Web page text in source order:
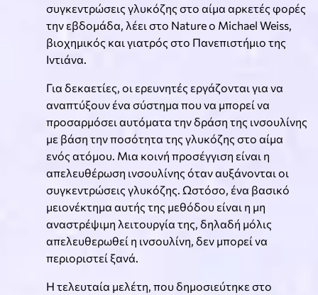
συγκεντρώσεις γλυκόζης στο αίμα αρκετές φορές
την εβδομάδα, λέει στο Nature ο Michael Weiss,
βιοχημικός και γιατρός στο Πανεπιστήμιο της
Ιντιάνα.
Για δεκαετίες, οι ερευνητές εργάζονται για να
αναπτύξουν ένα σύστημα που να μπορεί να
προσαρμόσει αυτόματα την δράση της ινσουλίνης
με βάση την ποσότητα της γλυκόζης στο αίμα
ενός ατόμου. Μια κοινή προσέγγιση είναι η
απελευθέρωση ινσουλίνης όταν αυξάνονται οι
συγκεντρώσεις γλυκόζης. Ωστόσο, ένα βασικό
μειονέκτημα αυτής της μεθόδου είναι η μη
αναστρέψιμη λειτουργία της, δηλαδή μόλις
απελευθερωθεί η ινσουλίνη, δεν μπορεί να
περιοριστεί ξανά.
Η τελευταία μελέτη, που δημοσιεύτηκε στο